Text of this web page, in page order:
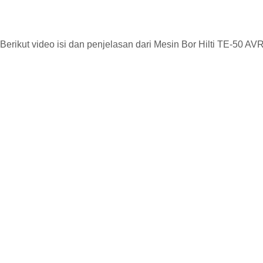
Berikut video isi dan penjelasan dari Mesin Bor Hilti TE-50